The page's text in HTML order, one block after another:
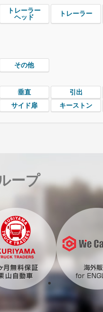
トレーラー
ヘッド
トレーラー
その他
垂直 引出
サイド扉 キーストン
ープ